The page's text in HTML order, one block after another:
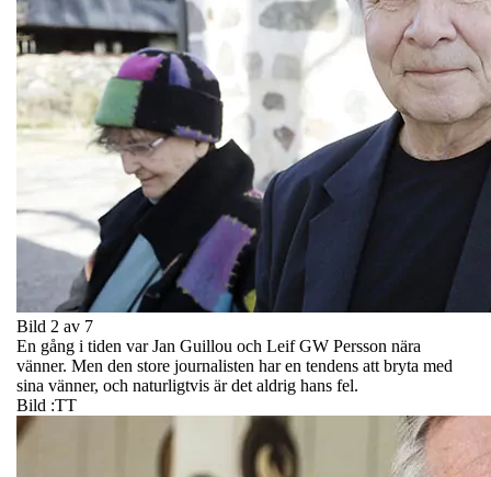
Bild 2 av 7
En gång i tiden var Jan Guillou och Leif GW Persson nära
vänner. Men den store journalisten har en tendens att bryta med
sina vänner, och naturligtvis är det aldrig hans fel.
Bild :TT